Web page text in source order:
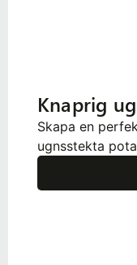
Knaprig
Skapa en
ugnsstekta